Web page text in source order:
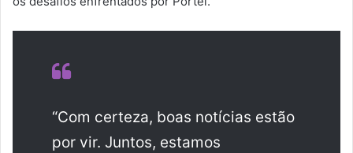
“Com certeza, boas notícias estão
por vir. Juntos, estamos